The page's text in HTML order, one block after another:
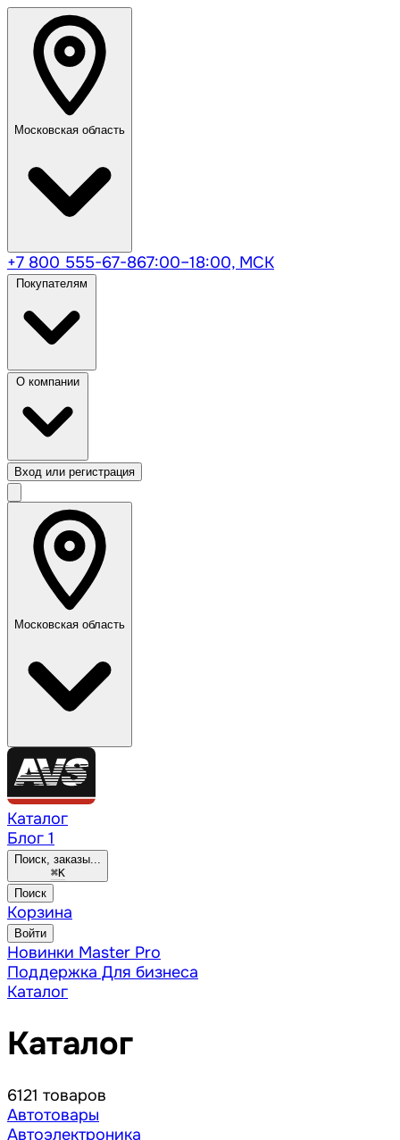
Московская область
+7 800 555-67-867:00–18:00, МСК
Вход или регистрация
Московская область
Каталог
Блог 1
Поиск, заказы...
⌘K
Поиск
Корзина
Войти
Новинки Master Pro
Поддержка Для бизнеса
Каталог
Каталог
6121 товаров
Автотовары
Автоэлектроника